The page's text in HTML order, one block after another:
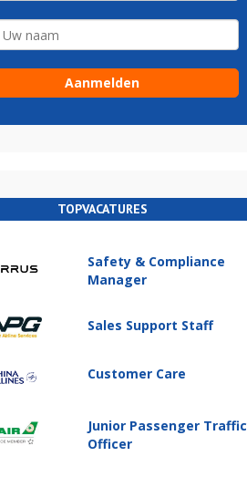
TOPVACATURES
Safety & Compliance
Manager
Sales Support Staff
Customer Care
Junior Passenger Traffic
Officer